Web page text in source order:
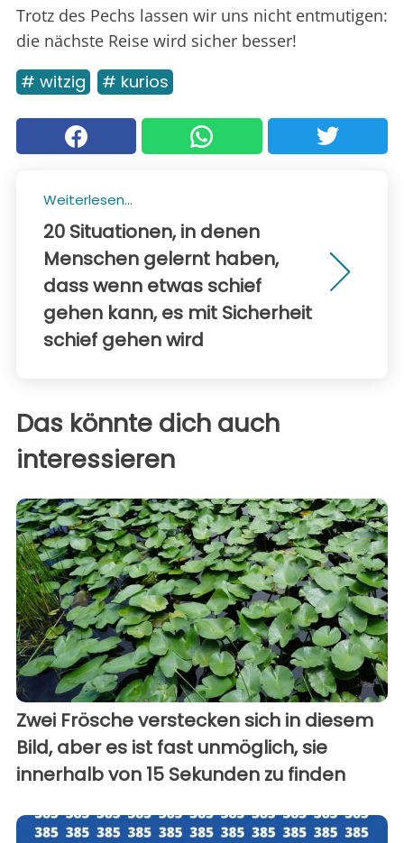
Trotz des Pechs lassen wir uns nicht entmutigen:
die nächste Reise wird sicher besser!
# witzig # kurios
Weiterlesen...
20 Situationen, in denen
Menschen gelernt haben,
dass wenn etwas schief
gehen kann, es mit Sicherheit
schief gehen wird
Das könnte dich auch
interessieren
Zwei Frösche verstecken sich in diesem
Bild, aber es ist fast unmöglich, sie
innerhalb von 15 Sekunden zu finden